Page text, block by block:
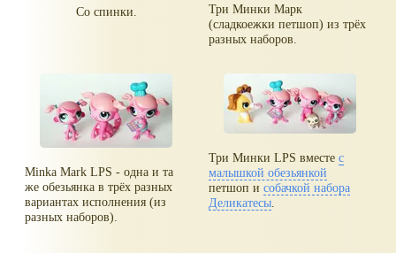
Со спинки.
Три Минки Марк
(сладкоежки петшоп) из трёх
разных наборов.
Minka Mark LPS - одна и та
же обезьянка в трёх разных
вариантах исполнения (из
разных наборов).
Три Минки LPS вместес
малышкой обезьянкой
петшоп исобачкой набора
Деликатесы